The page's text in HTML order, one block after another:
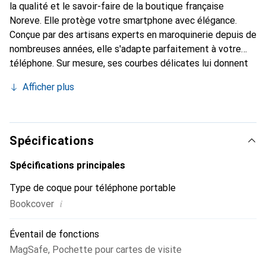
la qualité et le savoir-faire de la boutique française
Noreve. Elle protège votre smartphone avec élégance.
Conçue par des artisans experts en maroquinerie depuis de
nombreuses années, elle s'adapte parfaitement à votre
téléphone. Sur mesure, ses courbes délicates lui donnent
et indispensable pour votre smartphone. Reconnaître
marque Noreve est un choix sûr pour une clientèle
exigeante.
Afficher plus
Spécifications
Spécifications principales
Type de coque pour téléphone portable
Bookcover i
Éventail de fonctions
MagSafe, Pochette pour cartes de visite